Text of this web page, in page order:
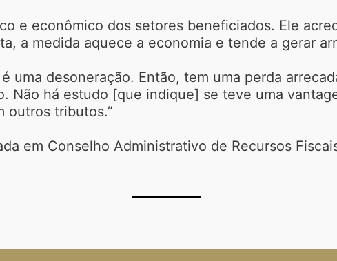
e econômico dos setores beneficiados. Ele
a medida aquece a economia e tende a gerar
uma desoneração. Então, tem uma perda
Não há estudo [que indique] se teve uma
outros tributos.”
em Conselho Administrativo de Recursos